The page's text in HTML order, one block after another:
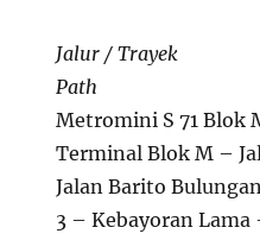
Jalur / Trayek
Path
Metromini S 71 Blok
Terminal Blok M –
Jalan Barito
3 – Kebayoran